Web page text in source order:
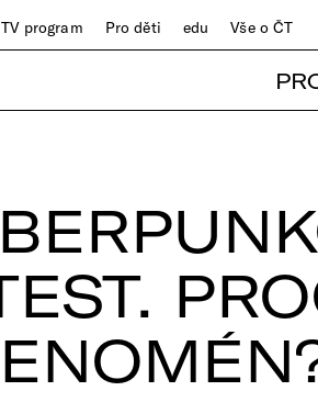
TV program Pro děti edu Vše o ČT